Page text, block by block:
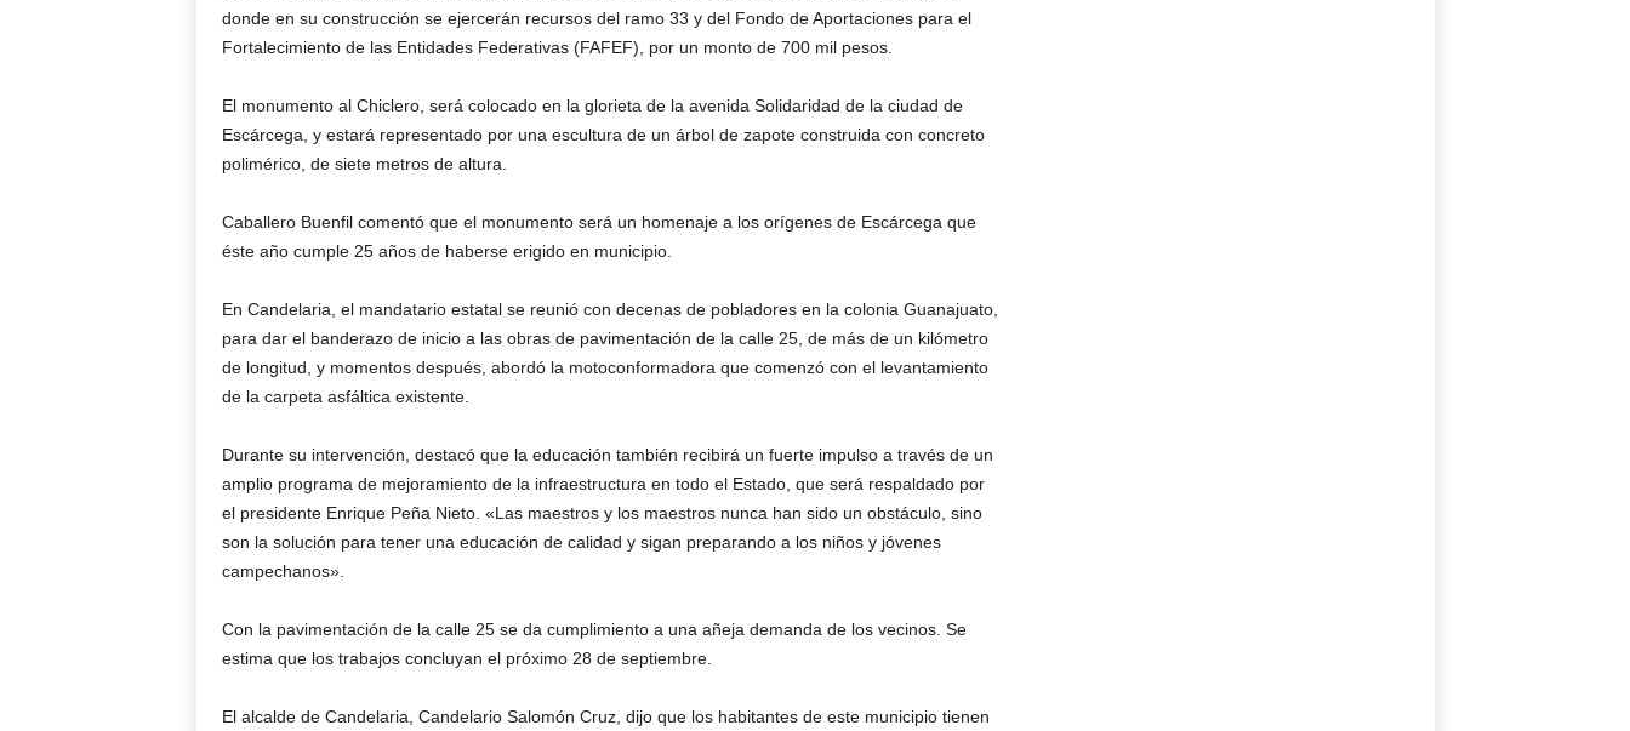
donde en su construcción se ejercerán recursos del ramo 33 y del Fondo de Aportaciones para el
Fortalecimiento de las Entidades Federativas (FAFEF), por un monto de 700 mil pesos.
El monumento al Chiclero, será colocado en la glorieta de la avenida Solidaridad de la ciudad de
Escárcega, y estará representado por una escultura de un árbol de zapote construida con concreto
polimérico, de siete metros de altura.
Caballero Buenfil comentó que el monumento será un homenaje a los orígenes de Escárcega que
éste año cumple 25 años de haberse erigido en municipio.
En Candelaria, el mandatario estatal se reunió con decenas de pobladores en la colonia Guanajuato,
para dar el banderazo de inicio a las obras de pavimentación de la calle 25, de más de un kilómetro
de longitud, y momentos después, abordó la motoconformadora que comenzó con el levantamiento
de la carpeta asfáltica existente.
Durante su intervención, destacó que la educación también recibirá un fuerte impulso a través de un
amplio programa de mejoramiento de la infraestructura en todo el Estado, que será respaldado por
el presidente Enrique Peña Nieto. «Las maestros y los maestros nunca han sido un obstáculo, sino
son la solución para tener una educación de calidad y sigan preparando a los niños y jóvenes
campechanos».
Con la pavimentación de la calle 25 se da cumplimiento a una añeja demanda de los vecinos. Se
estima que los trabajos concluyan el próximo 28 de septiembre.
El alcalde de Candelaria, Candelario Salomón Cruz, dijo que los habitantes de este municipio tienen